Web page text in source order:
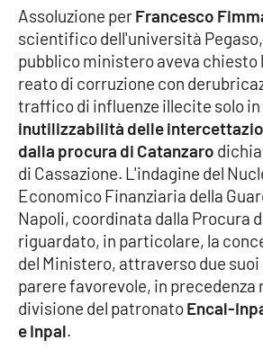
Sport
RUBRICHE
Good Morning Vietnam
Parchi Marini Calabria
Leggendo Alvaro insieme
Imprese Di Calabria
Le perfidie di Antonella Grippo
Venti di comunicazione
Assoluzione perFrancesco
scientifico dell'università Pegaso,
pubblico ministero aveva chiesto
reato di corruzione con
traffico di influenze illecite solo in
inutilizzabilità delle
dalla procura di Catanzaro
di Cassazione. L'indagine del
Economico Finanziaria della
Napoli, coordinata dalla Procura
riguardato, in particolare, la
del Ministero, attraverso due
parere favorevole, in precedenza
divisione del patronatoEncal-
e Inpal.